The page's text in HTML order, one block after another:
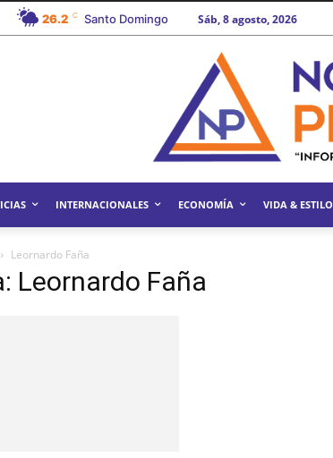
26.2 C Santo Domingo Sáb, 8 agosto, 2026
INTERNACIONALES ECONOMÍA VIDA & ESTILO
Leornardo Faña
Leornardo Faña